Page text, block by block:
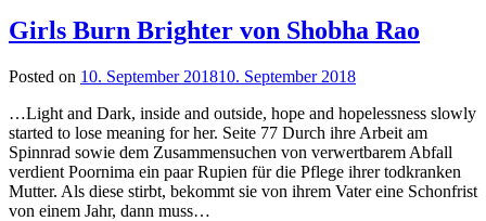
Girls Burn Brighter von Shobha Rao
Posted on 10. September 201810. September 2018
…Light and Dark, inside and outside, hope and hopelessness slowly
started to lose meaning for her. Seite 77 Durch ihre Arbeit am
Spinnrad sowie dem Zusammensuchen von verwertbarem Abfall
verdient Poornima ein paar Rupien für die Pflege ihrer todkranken
Mutter. Als diese stirbt, bekommt sie von ihrem Vater eine Schonfrist
von einem Jahr, dann muss…